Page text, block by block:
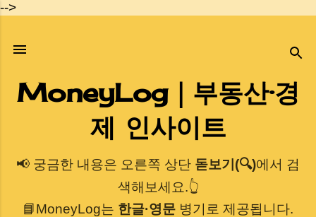
-->
기본 콘텐츠로 건너뛰기
MoneyLog｜부동산·경
제 인사이트
📢 궁금한 내용은 오른쪽 상단 돋보기(🔍)에서 검
색해보세요.👆
📘MoneyLog는 한글·영문 병기로 제공됩니다.